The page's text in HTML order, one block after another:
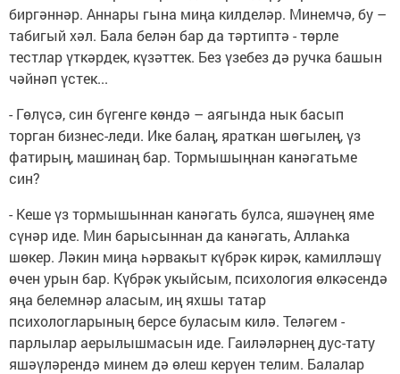
биргәннәр. Аннары гына миңа килделәр. Минемчә, бу –
табигый хәл. Бала белән бар да тәртиптә - төрле
тестлар үткәрдек, күзәттек. Без үзебез дә ручка башын
чәйнәп үстек...
- Гөлүсә, син бүгенге көндә – аягында нык басып
торган бизнес-леди. Ике балаң, яраткан шөгылең, үз
фатирың, машинаң бар. Тормышыңнан канәгатьме
син?
- Кеше үз тормышыннан канәгать булса, яшәүнең яме
сүнәр иде. Мин барысыннан да канәгать, Аллаһка
шөкер. Ләкин миңа һәрвакыт күбрәк кирәк, камилләшү
өчен урын бар. Күбрәк укыйсым, психология өлкәсендә
яңа белемнәр аласым, иң яхшы татар
психологларының берсе буласым килә. Теләгем -
парлылар аерылышмасын иде. Гаиләләрнең дус-тату
яшәүләрендә минем дә өлеш керүен телим. Балалар